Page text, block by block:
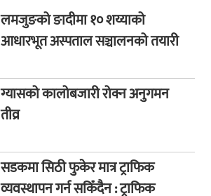
लमजुङको ङादीमा १० शय्याको
आधारभूत अस्पताल सञ्चालनको तयारी
ग्यासको कालोबजारी रोक्न अनुगमन
तीव्र
सडकमा सिठी फुकेर मात्र ट्राफिक
व्यवस्थापन गर्न सकिँदैन : ट्राफिक